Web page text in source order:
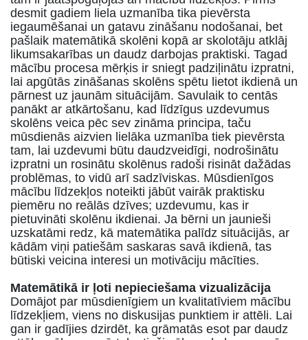
desmit gadiem liela uzmanība tika pievērsta
iegaumēšanai un gatavu zināšanu nodošanai, bet
pašlaik matemātikā skolēni kopā ar skolotāju atklāj
likumsakarības un daudz darbojas praktiski. Tagad
mācību procesa mērķis ir sniegt padziļinātu izpratni,
lai apgūtās zināšanas skolēns spētu lietot ikdienā un
pārnest uz jaunām situācijām. Savulaik to centās
panākt ar atkārtošanu, kad līdzīgus uzdevumus
skolēns veica pēc sev zināma principa, taču
mūsdienās aizvien lielāka uzmanība tiek pievērsta
tam, lai uzdevumi būtu daudzveidīgi, nodrošinātu
izpratni un rosinātu skolēnus radoši risināt dažādas
problēmas, to vidū arī sadzīviskas. Mūsdienīgos
mācību līdzekļos noteikti jābūt vairāk praktisku
piemēru no reālās dzīves; uzdevumu, kas ir
pietuvināti skolēnu ikdienai. Ja bērni un jaunieši
uzskatāmi redz, kā matemātika palīdz situācijās, ar
kādām viņi patiešām saskaras savā ikdienā, tas
būtiski veicina interesi un motivāciju mācīties.
Matemātikā ir ļoti nepieciešama vizualizācija
Domājot par mūsdienīgiem un kvalitatīviem mācību
līdzekļiem, viens no diskusijas punktiem ir attēli. Lai
gan ir gadījies dzirdēt, ka grāmatās esot par daudz